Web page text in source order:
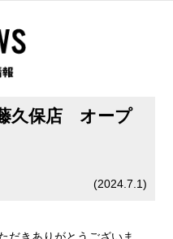
久保店 オープ
(2024.7.1)
だきありがとうございま